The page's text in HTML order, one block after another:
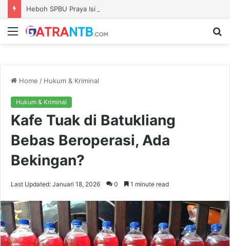
Menu
Home / Hukum & Kriminal
Hukum & Kriminal
Kafe Tuak di Batukliang
Bebas Beroperasi, Ada
Bekingan?
Last Updated: Januari 18, 2026 0 1 minute read